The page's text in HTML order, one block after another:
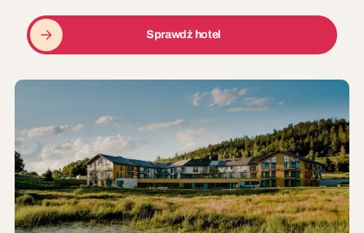
Sprawdź hotel